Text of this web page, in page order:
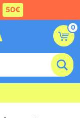
50€
0